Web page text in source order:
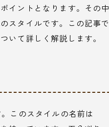
イントとなります。その中
スタイルです。この記事で
いて詳しく解説します。
このスタイルの名前は